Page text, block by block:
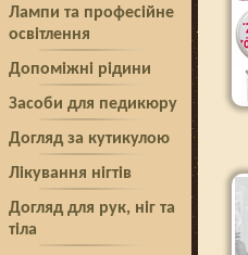
Лампи та професійне
освітлення
Допоміжні рідини
Засоби для педикюру
Догляд за кутикулою
Лікування нігтів
Догляд для рук, ніг та
тіла